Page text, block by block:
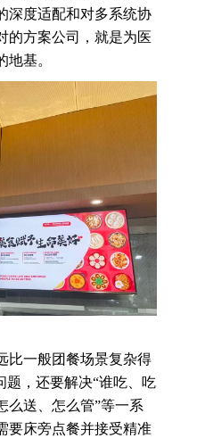
深度适配和对多系统协
的方案公司，就是为医
基。
比一般团餐场景复杂得
题，还要解决“谁吃、吃
么送、怎么管”等一系
要床旁点餐并接受精准